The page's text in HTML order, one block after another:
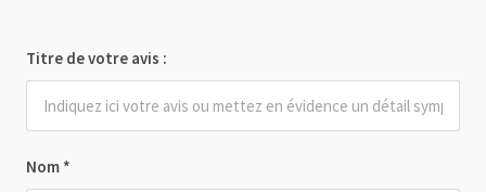
Nom *
Titre de votre avis :